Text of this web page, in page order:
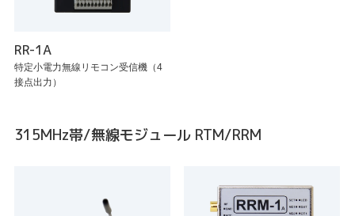
RR-1A
特定小電力無線リモコン受信機（4
接点出力）
315MHz帯/無線モジュール RTM/RRM